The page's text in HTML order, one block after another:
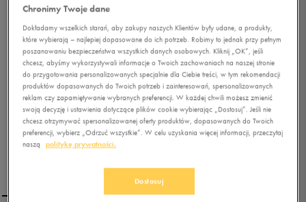
Chronimy Twoje dane
Dokładamy wszelkich starań, aby zakupy naszych Klientów były udane, a produkty,
które wybierają – najlepiej dopasowane do ich potrzeb. Robimy to jednak przy pełnym
poszanowaniu bezpieczeństwa wszystkich danych osobowych. Kliknij „OK”, jeśli
chcesz, abyśmy wykorzystywali informacje o Twoich zachowaniach na naszej stronie
do przygotowania personalizowanych specjalnie dla Ciebie treści, w tym rekomendacji
produktów dopasowanych do Twoich potrzeb i zainteresowań, spersonalizowanych
reklam czy zapamiętywanie wybranych preferencji. W każdej chwili możesz zmienić
swoją decyzję i ustawienia dotyczące plików cookie wybierając „Dostosuj”. Jeśli nie
chcesz otrzymywać spersonalizowanej oferty produktów, dopasowanych do Twoich
preferencji, wybierz „Odrzuć wszystkie”. W celu uzyskania więcej informacji, przeczytaj
naszą
politykę prywatności.
Dostosuj